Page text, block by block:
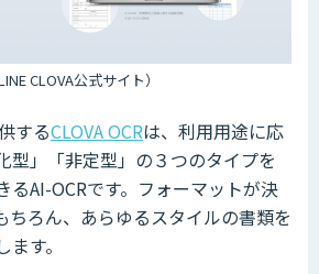
CLOVA公式サイト）
するCLOVA OCRは、利用用途に応
型」「非定型」の３つのタイプを
るAI-OCRです。フォーマットが決
ちろん、あらゆるスタイルの書類を
す。